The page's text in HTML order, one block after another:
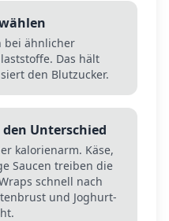
bei ähnlicher
Das hält
den Blutzucker.
Unterschied
kalorienarm. Käse,
Saucen treiben die
schnell nach
und Joghurt-